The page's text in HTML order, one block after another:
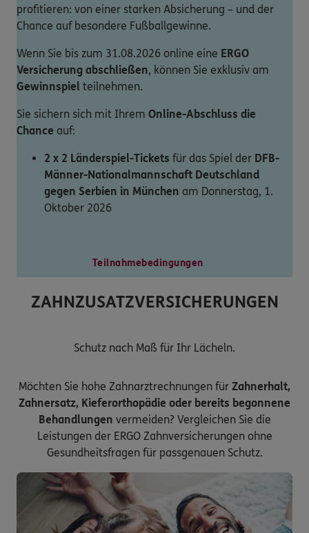
profitieren: von einer starken Absicherung – und der
Chance auf besondere Fußballgewinne.
Wenn Sie bis zum 31.08.2026 online eine ERGO
Versicherung abschließen, können Sie exklusiv am
Gewinnspiel teilnehmen.
Sie sichern sich mit Ihrem Online-Abschluss die
Chance auf:
2 x 2 Länderspiel-Tickets für das Spiel der DFB-
Männer-Nationalmannschaft Deutschland
gegen Serbien in München am Donnerstag, 1.
Oktober 2026
Teilnahmebedingungen
ZAHNZUSATZVERSICHERUNGEN
Schutz nach Maß für Ihr Lächeln.
Möchten Sie hohe Zahnarztrechnungen für Zahnerhalt,
Zahnersatz, Kieferorthopädie oder bereits begonnene
Behandlungen vermeiden? Vergleichen Sie die
Leistungen der ERGO Zahnversicherungen ohne
Gesundheitsfragen für passgenauen Schutz.